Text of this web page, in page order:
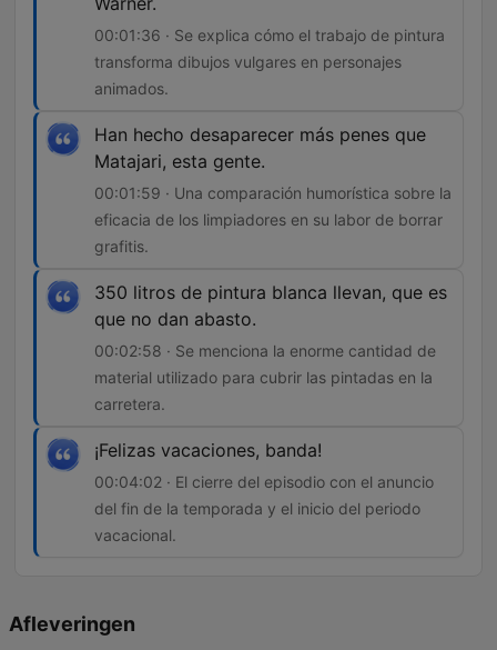
00:01:36 · Se explica cómo el trabajo de pintura
transforma dibujos vulgares en personajes
animados.
Han hecho desaparecer más penes que
Matajari, esta gente.
00:01:59 · Una comparación humorística sobre la
eficacia de los limpiadores en su labor de borrar
grafitis.
350 litros de pintura blanca llevan, que es
que no dan abasto.
00:02:58 · Se menciona la enorme cantidad de
material utilizado para cubrir las pintadas en la
carretera.
¡Felizas vacaciones, banda!
00:04:02 · El cierre del episodio con el anuncio
del fin de la temporada y el inicio del periodo
vacacional.
Afleveringen